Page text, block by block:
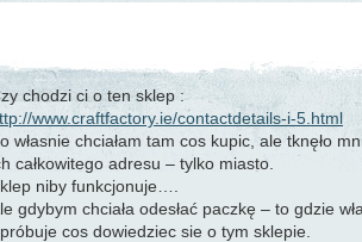
chodzi ci o ten sklep :
www.craftfactory.ie/contactdetails-i-5.html
własnie chciałam tam cos kupic, ale tknęło
całkowitego adresu – tylko miasto.
niby funkcjonuje….
gdybym chciała odesłać paczkę – to gdzie
cos dowiedziec sie o tym sklepie.